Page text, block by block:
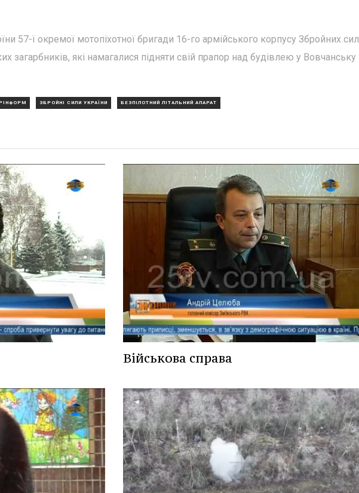
57-ї окремої мотопіхотної бригади 16-го армійського корпусу Збройних сил
загарбників, які намагалися підняти свій прапор над будівлею у Вовчанську
ЗБРОЙНІ СИЛИ УКРАЇНИ БЕЗПІЛОТНИЙ ЛІТАЛЬНИЙ АПАРАТ
Військова справа